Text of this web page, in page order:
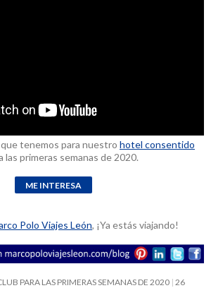
tenemos para nuestro hotel consentido
las primeras semanas de 2020.
Polo Viajes León, ¡Ya estás viajando!
PARA LAS PRIMERAS SEMANAS DE 2020 26